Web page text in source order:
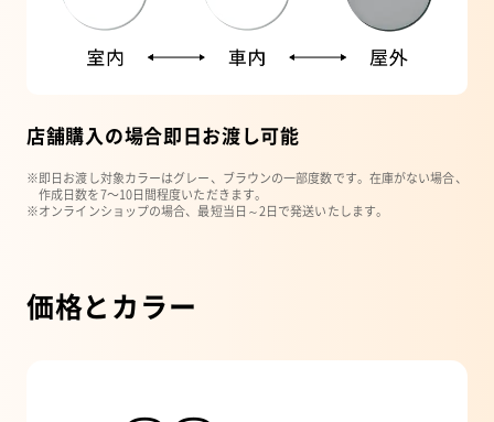
店舗購入の場合即日お渡し可能
※即日お渡し対象カラーはグレー、ブラウンの一部度数です。在庫がない場合、
作成日数を7〜10日間程度いただきます。
※オンラインショップの場合、最短当日～2日で発送いたします。
価格とカラー